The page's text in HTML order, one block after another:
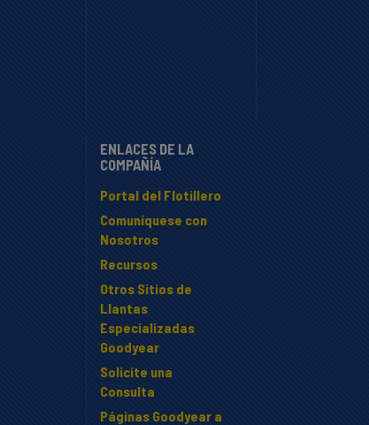
ENLACES DE LA
COMPAÑÍA
Portal del Flotillero
Comuníquese con
Nosotros
Recursos
Otros Sitios de
Llantas
Especializadas
Goodyear
Solicite una
Consulta
Páginas Goodyear a